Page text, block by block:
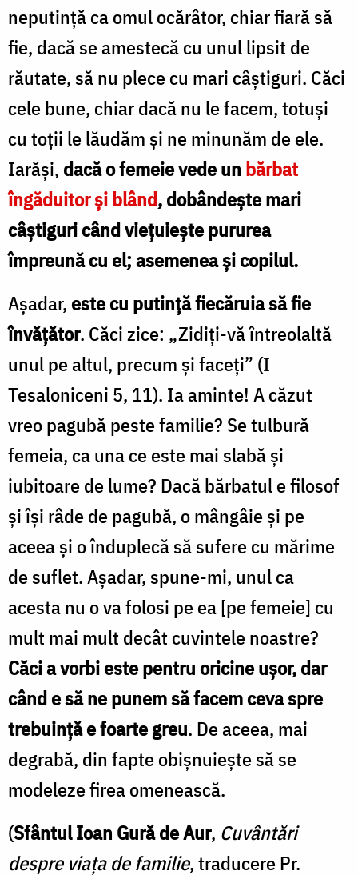
neputinţă ca omul ocărâtor, chiar fiară să
fie, dacă se amestecă cu unul lipsit de
răutate, să nu plece cu mari câştiguri. Căci
cele bune, chiar dacă nu le facem, totuşi
cu toţii le lăudăm şi ne minunăm de ele.
Iarăşi, dacă o femeie vede un bărbat
îngăduitor şi blând, dobândeşte mari
câştiguri când vieţuieşte pururea
împreună cu el; asemenea şi copilul.
Aşadar,este cu putinţă fiecăruia să fie
învăţător. Căci zice: „Zidiţi-vă întreolaltă
unul pe altul, precum şi faceţi” (I
Tesaloniceni 5, 11). Ia aminte! A căzut
vreo pagubă peste familie? Se tulbură
femeia, ca una ce este mai slabă şi
iubitoare de lume? Dacă bărbatul e filosof
şi îşi râde de pagubă, o mângâie şi pe
aceea şi o înduplecă să sufere cu mărime
de suflet. Aşadar, spune-mi, unul ca
acesta nu o va folosi pe ea [pe femeie] cu
mult mai mult decât cuvintele noastre?
Căci a vorbi este pentru oricine uşor, dar
când e să ne punem să facem ceva spre
trebuinţă e foarte greu. De aceea, mai
degrabă, din fapte obişnuieşte să se
modeleze firea omenească.
(Sfântul Ioan Gură de Aur, Cuvântări
despre viața de familie, traducere Pr.